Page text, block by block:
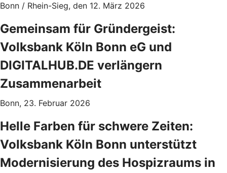
Bonn / Rhein-Sieg, den 12. März 2026
Gemeinsam für Gründergeist:
Volksbank Köln Bonn eG und
DIGITALHUB.DE verlängern
Zusammenarbeit
Bonn, 23. Februar 2026
Helle Farben für schwere Zeiten:
Volksbank Köln Bonn unterstützt
Modernisierung des Hospizraums in